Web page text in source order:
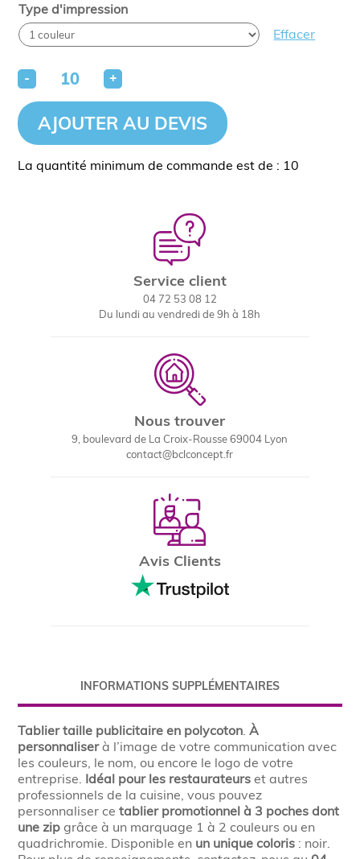
Type d'impression
Effacer
- +
AJOUTER AU DEVIS
La quantité minimum de commande est de : 10
Service client
04 72 53 08 12
Du lundi au vendredi de 9h à 18h
Nous trouver
9, boulevard de La Croix-Rousse 69004 Lyon
contact@bclconcept.fr
Avis Clients
INFORMATIONS SUPPLÉMENTAIRES
Tablier taille publicitaire en polycoton.À
personnaliserà l’image de votre communication avec
les couleurs, le nom, ou encore le logo de votre
entreprise. Idéal pour les restaurateurs et autres
professionnels de la cuisine, vous pouvez
personnaliser cetablier promotionnel à 3 poches dont
une zip grâce à un marquage 1 à 2 couleurs ou en
quadrichromie. Disponible en un unique coloris : noir.